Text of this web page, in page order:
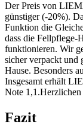
Der Preis von
günstiger (-20%).
Funktion die
dass die Fellpflege-
funktionieren. Wir
sicher verpackt und
Hause. Besonders
Insgesamt erhält
Note
Fazit